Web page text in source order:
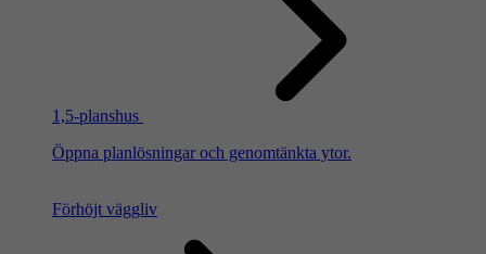
1,5-planshus
Öppna planlösningar och genomtänkta ytor.
Förhöjt väggliv